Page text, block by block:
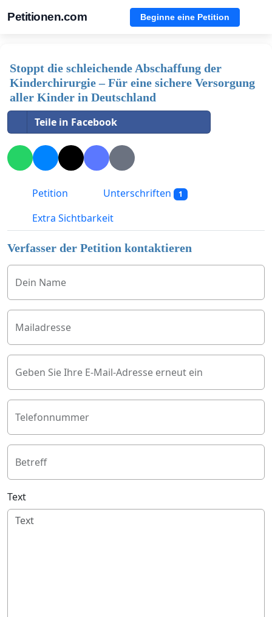
Petitionen.com Beginne eine Petition
Stoppt die schleichende Abschaffung der
Kinderchirurgie – Für eine sichere Versorgung
aller Kinder in Deutschland
Teile in Facebook
Petition Unterschriften 1
Extra Sichtbarkeit
Verfasser der Petition kontaktieren
Dein Name
Mailadresse
Geben Sie Ihre E-Mail-Adresse erneut ein
Telefonnummer
Betreff
Text